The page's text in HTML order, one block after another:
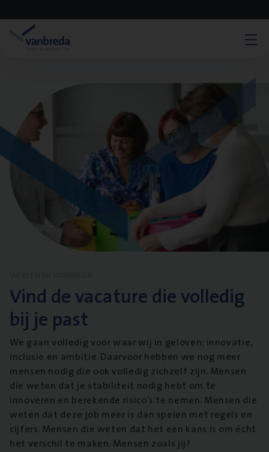
Vind de vacature die volledig
bij je past
We gaan volledig voor waar wij in geloven: innovatie,
inclusie en ambitie. Daarvoor hebben we nog meer
mensen nodig die ook volledig zichzelf zijn. Mensen
die weten dat je stabiliteit nodig hebt om te
innoveren en berekende risico’s te nemen. Mensen die
weten dat deze job meer is dan spelen met regels en
cijfers. Mensen die weten dat het een kans is om écht
het verschil te maken. Mensen zoals jij?